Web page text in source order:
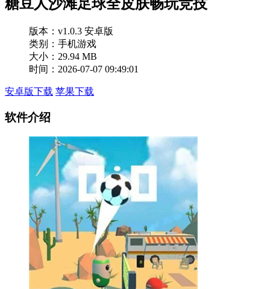
糖豆人沙滩足球全皮肤畅玩竞技
版本： v1.0.3 安卓版
类别：手机游戏
大小：29.94 MB
时间：2026-07-07 09:49:01
安卓版下载 苹果下载
软件介绍